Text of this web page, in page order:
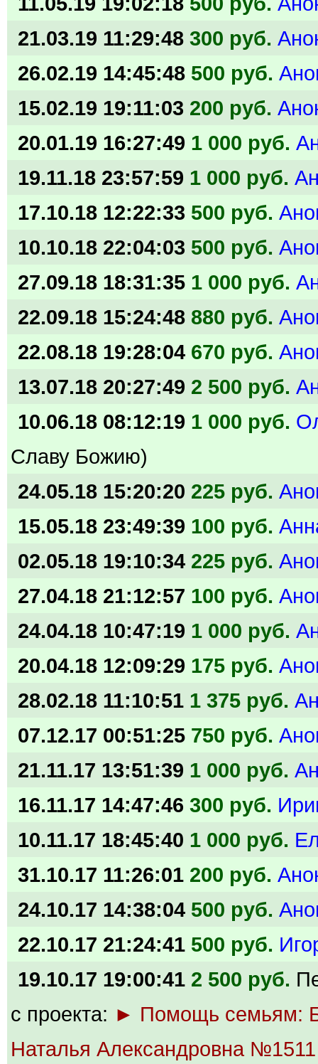
21.03.19 11:29:48 300 руб.
26.02.19 14:45:48 500 руб.
15.02.19 19:11:03 200 руб.
20.01.19 16:27:49 1 000 руб.
19.11.18 23:57:59 1 000 руб.
17.10.18 12:22:33 500 руб.
10.10.18 22:04:03 500 руб.
27.09.18 18:31:35 1 000 руб.
22.09.18 15:24:48 880 руб.
22.08.18 19:28:04 670 руб.
13.07.18 20:27:49 2 500 руб.
10.06.18 08:12:19 1 000 руб.
Славу Божию)
24.05.18 15:20:20 225 руб.
15.05.18 23:49:39 100 руб.
02.05.18 19:10:34 225 руб.
27.04.18 21:12:57 100 руб.
24.04.18 10:47:19 1 000 руб.
20.04.18 12:09:29 175 руб.
28.02.18 11:10:51 1 375 руб.
07.12.17 00:51:25 750 руб.
21.11.17 13:51:39 1 000 руб.
16.11.17 14:47:46 300 руб.
10.11.17 18:45:40 1 000 руб.
31.10.17 11:26:01 200 руб.
24.10.17 14:38:04 500 руб.
22.10.17 21:24:41 500 руб.
19.10.17 19:00:41 2 500 руб.
с проекта: ► Помощь семьям:
Наталья Александровна №1511